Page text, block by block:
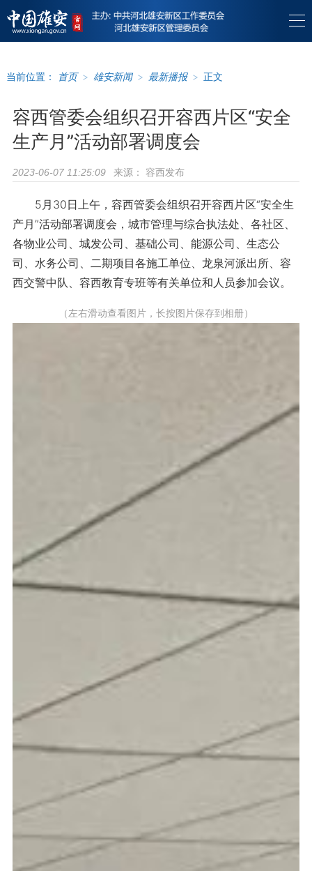
当前位置： 首页 > 雄安新闻 > 最新播报 > 正文
容西管委会组织召开容西片区“安全
生产月”活动部署调度会
2023-06-07 11:25:09 来源： 容西发布
5月30日上午，容西管委会组织召开容西片区“安全生
产月”活动部署调度会，城市管理与综合执法处、各社区、
各物业公司、城发公司、基础公司、能源公司、生态公
司、水务公司、二期项目各施工单位、龙泉河派出所、容
西交警中队、容西教育专班等有关单位和人员参加会议。
（左右滑动查看图片，长按图片保存到相册）